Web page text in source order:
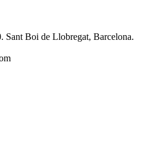
Sant Boi de Llobregat, Barcelona.